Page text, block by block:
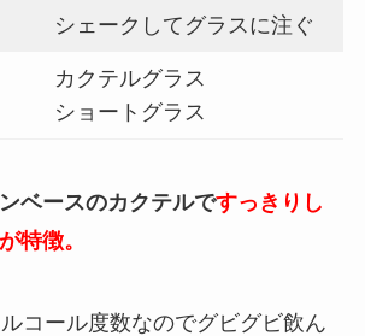
シェークしてグラスに注ぐ
カクテルグラス
ショートグラス
ベースのカクテルですっきりし
特徴。
コール度数なのでグビグビ飲ん